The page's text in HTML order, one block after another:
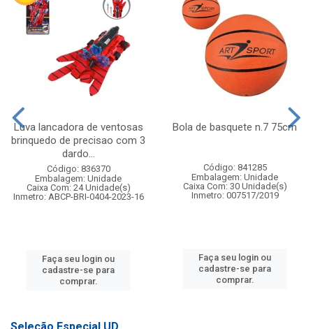
Luva lancadora de ventosas
brinquedo de precisao com 3
dardo...
Código: 836370
Embalagem: Unidade
Caixa Com: 24 Unidade(s)
Inmetro: ABCP-BRI-0404-2023-16
Faça seu login ou
cadastre-se para
comprar.
Bola de basquete n.7 75cm
Código: 841285
Embalagem: Unidade
Caixa Com: 30 Unidade(s)
Inmetro: 007517/2019
Faça seu login ou
cadastre-se para
comprar.
Seleção Especial UD